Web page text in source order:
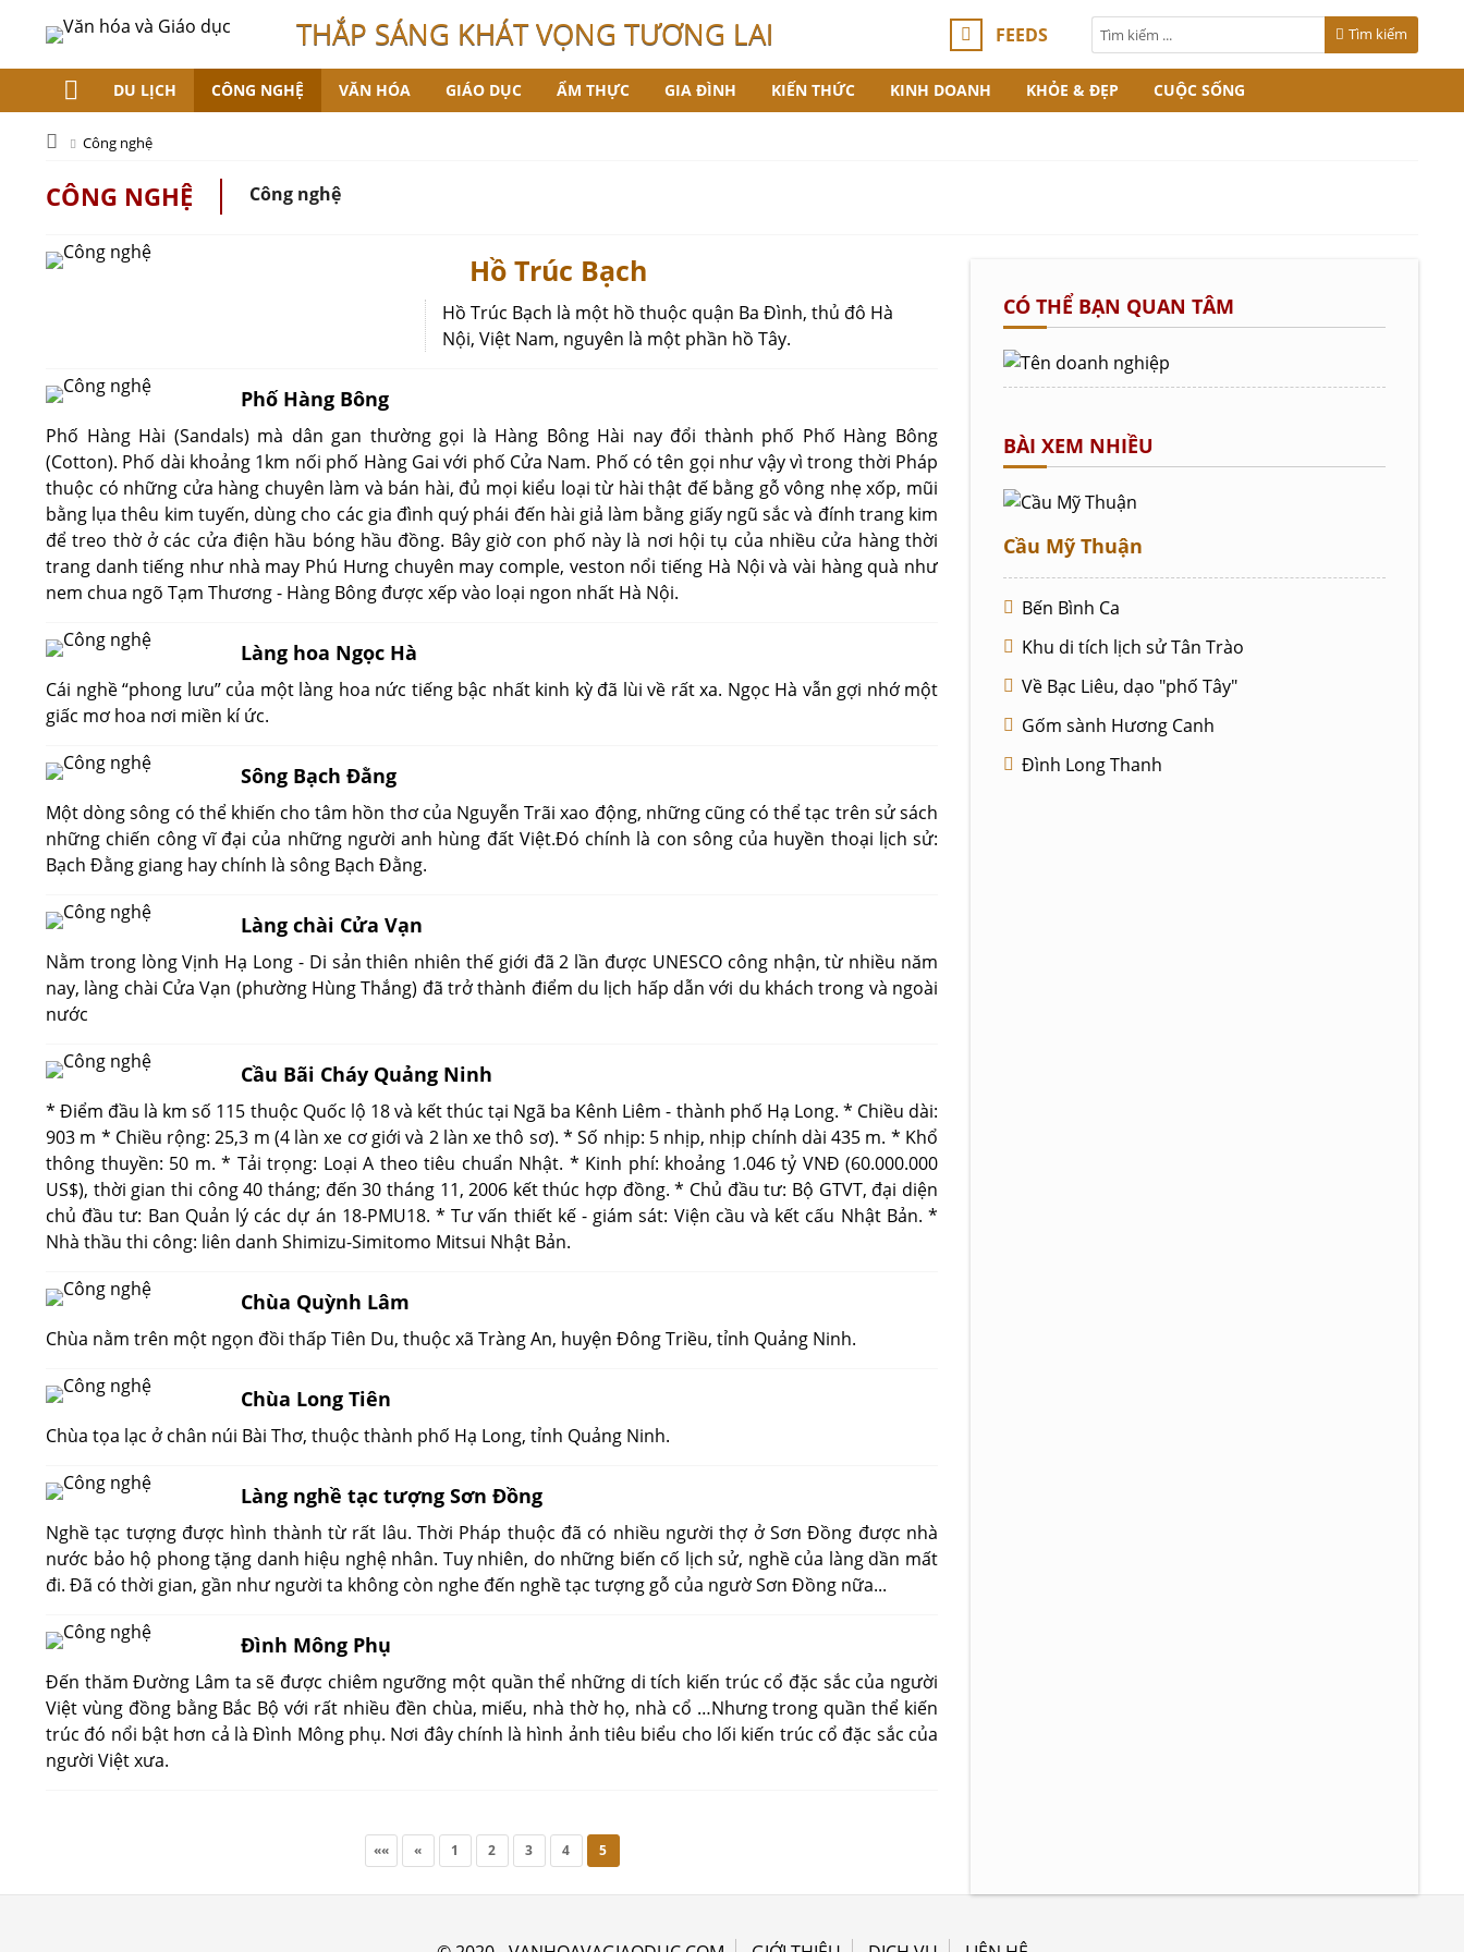
THẮP SÁNG KHÁT VỌNG TƯƠNG LAI FEEDS Tìm kiếm
DU LỊCH CÔNG NGHỆ VĂN HÓA GIÁO DỤC ẨM THỰC GIA ĐÌNH KIẾN THỨC KINH DOANH KHỎE & ĐẸP CUỘC SỐNG
Công nghệ
CÔNG NGHỆ Công nghệ
Hồ Trúc Bạch
Hồ Trúc Bạch là một hồ thuộc quận Ba Đình, thủ đô Hà
Nội, Việt Nam, nguyên là một phần hồ Tây.
Phố Hàng Bông
Phố Hàng Hài (Sandals) mà dân gan thường gọi là Hàng Bông Hài nay đổi thành phố Phố Hàng Bông
(Cotton). Phố dài khoảng 1km nối phố Hàng Gai với phố Cửa Nam. Phố có tên gọi như vậy vì trong thời Pháp
thuộc có những cửa hàng chuyên làm và bán hài, đủ mọi kiểu loại từ hài thật đế bằng gỗ vông nhẹ xốp, mũi
bằng lụa thêu kim tuyến, dùng cho các gia đình quý phái đến hài giả làm bằng giấy ngũ sắc và đính trang kim
để treo thờ ở các cửa điện hầu bóng hầu đồng. Bây giờ con phố này là nơi hội tụ của nhiều cửa hàng thời
trang danh tiếng như nhà may Phú Hưng chuyên may comple, veston nổi tiếng Hà Nội và vài hàng quà như
nem chua ngõ Tạm Thương - Hàng Bông được xếp vào loại ngon nhất Hà Nội.
Làng hoa Ngọc Hà
Cái nghề “phong lưu” của một làng hoa nức tiếng bậc nhất kinh kỳ đã lùi về rất xa. Ngọc Hà vẫn gợi nhớ một
giấc mơ hoa nơi miền kí ức.
Sông Bạch Đằng
Một dòng sông có thể khiến cho tâm hồn thơ của Nguyễn Trãi xao động, những cũng có thể tạc trên sử sách
những chiến công vĩ đại của những người anh hùng đất Việt.Đó chính là con sông của huyền thoại lịch sử:
Bạch Đằng giang hay chính là sông Bạch Đằng.
Làng chài Cửa Vạn
Nằm trong lòng Vịnh Hạ Long - Di sản thiên nhiên thế giới đã 2 lần được UNESCO công nhận, từ nhiều năm
nay, làng chài Cửa Vạn (phường Hùng Thắng) đã trở thành điểm du lịch hấp dẫn với du khách trong và ngoài
nước
Cầu Bãi Cháy Quảng Ninh
* Điểm đầu là km số 115 thuộc Quốc lộ 18 và kết thúc tại Ngã ba Kênh Liêm - thành phố Hạ Long. * Chiều dài:
903 m * Chiều rộng: 25,3 m (4 làn xe cơ giới và 2 làn xe thô sơ). * Số nhịp: 5 nhịp, nhịp chính dài 435 m. * Khổ
thông thuyền: 50 m. * Tải trọng: Loại A theo tiêu chuẩn Nhật. * Kinh phí: khoảng 1.046 tỷ VNĐ (60.000.000
US$), thời gian thi công 40 tháng; đến 30 tháng 11, 2006 kết thúc hợp đồng. * Chủ đầu tư: Bộ GTVT, đại diện
chủ đầu tư: Ban Quản lý các dự án 18-PMU18. * Tư vấn thiết kế - giám sát: Viện cầu và kết cấu Nhật Bản. *
Nhà thầu thi công: liên danh Shimizu-Simitomo Mitsui Nhật Bản.
Chùa Quỳnh Lâm
Chùa nằm trên một ngọn đồi thấp Tiên Du, thuộc xã Tràng An, huyện Đông Triều, tỉnh Quảng Ninh.
Chùa Long Tiên
Chùa tọa lạc ở chân núi Bài Thơ, thuộc thành phố Hạ Long, tỉnh Quảng Ninh.
Làng nghề tạc tượng Sơn Đồng
Nghề tạc tượng được hình thành từ rất lâu. Thời Pháp thuộc đã có nhiều người thợ ở Sơn Đồng được nhà
nước bảo hộ phong tặng danh hiệu nghệ nhân. Tuy nhiên, do những biến cố lịch sử, nghề của làng dần mất
đi. Đã có thời gian, gần như người ta không còn nghe đến nghề tạc tượng gỗ của ngườ Sơn Đồng nữa...
Đình Mông Phụ
Đến thăm Đường Lâm ta sẽ được chiêm ngưỡng một quần thể những di tích kiến trúc cổ đặc sắc của người
Việt vùng đồng bằng Bắc Bộ với rất nhiều đền chùa, miếu, nhà thờ họ, nhà cổ …Nhưng trong quần thể kiến
trúc đó nổi bật hơn cả là Đình Mông phụ. Nơi đây chính là hình ảnh tiêu biểu cho lối kiến trúc cổ đặc sắc của
người Việt xưa.
«« « 1 2 3 4 5
CÓ THỂ BẠN QUAN TÂM
BÀI XEM NHIỀU
Cầu Mỹ Thuận
Bến Bình Ca
Khu di tích lịch sử Tân Trào
Về Bạc Liêu, dạo "phố Tây"
Gốm sành Hương Canh
Đình Long Thanh